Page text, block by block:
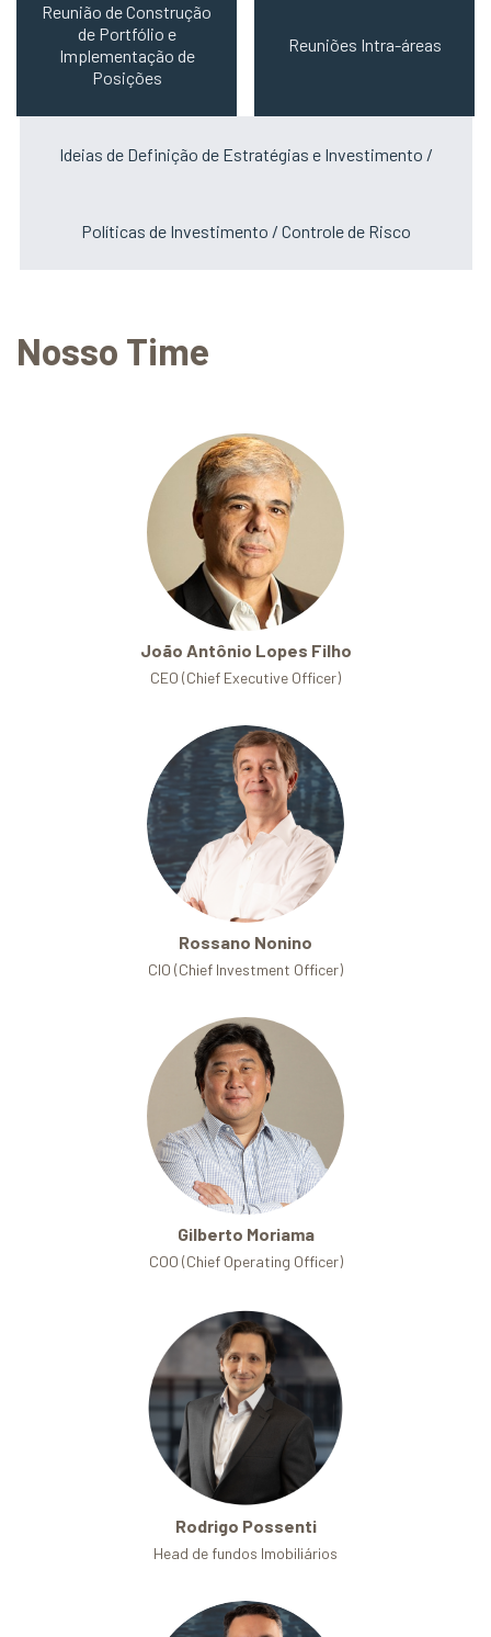
Reunião de Construção
de Portfólio e
Implementação de
Posições
Reuniões Intra-áreas
Ideias de Definição de Estratégias e Investimento /
Políticas de Investimento / Controle de Risco
Nosso Time
João Antônio Lopes Filho
CEO (Chief Executive Officer)
Rossano Nonino
CIO (Chief Investment Officer)
Gilberto Moriama
COO (Chief Operating Officer)
Rodrigo Possenti
Head de fundos Imobiliários